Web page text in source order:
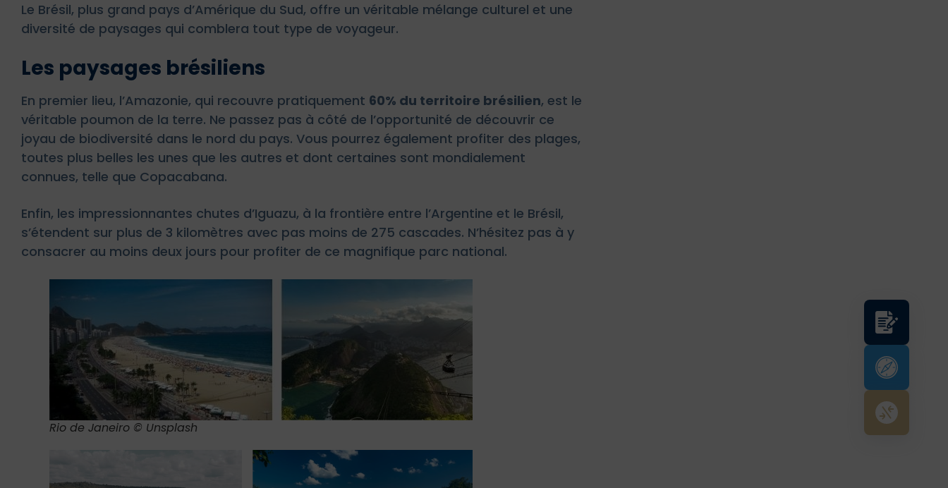
Le Brésil, plus grand pays d’Amérique du Sud, offre un véritable mélange culturel et une
diversité de paysages qui comblera tout type de voyageur.
Les paysages brésiliens
En premier lieu, l’Amazonie, qui recouvre pratiquement 60% du territoire brésilien, est le
véritable poumon de la terre. Ne passez pas à côté de l’opportunité de découvrir ce
joyau de biodiversité dans le nord du pays. Vous pourrez également profiter des plages,
toutes plus belles les unes que les autres et dont certaines sont mondialement
connues, telle que Copacabana.
Enfin, les impressionnantes chutes d’Iguazu, à la frontière entre l’Argentine et le Brésil,
s’étendent sur plus de 3 kilomètres avec pas moins de 275 cascades. N’hésitez pas à y
consacrer au moins deux jours pour profiter de ce magnifique parc national.
Rio de Janeiro © Unsplash